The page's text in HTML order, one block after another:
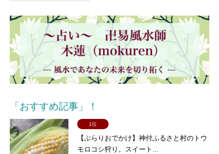
「おすすめ記事」！
1位
【ぶらりおでかけ】神付ふるさと村のトウ
モロコシ狩り。スイート...